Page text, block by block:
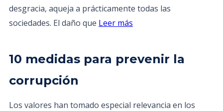
desgracia, aqueja a prácticamente todas las
sociedades. El daño que Leer más
10 medidas para prevenir la
corrupción
Los valores han tomado especial relevancia en los